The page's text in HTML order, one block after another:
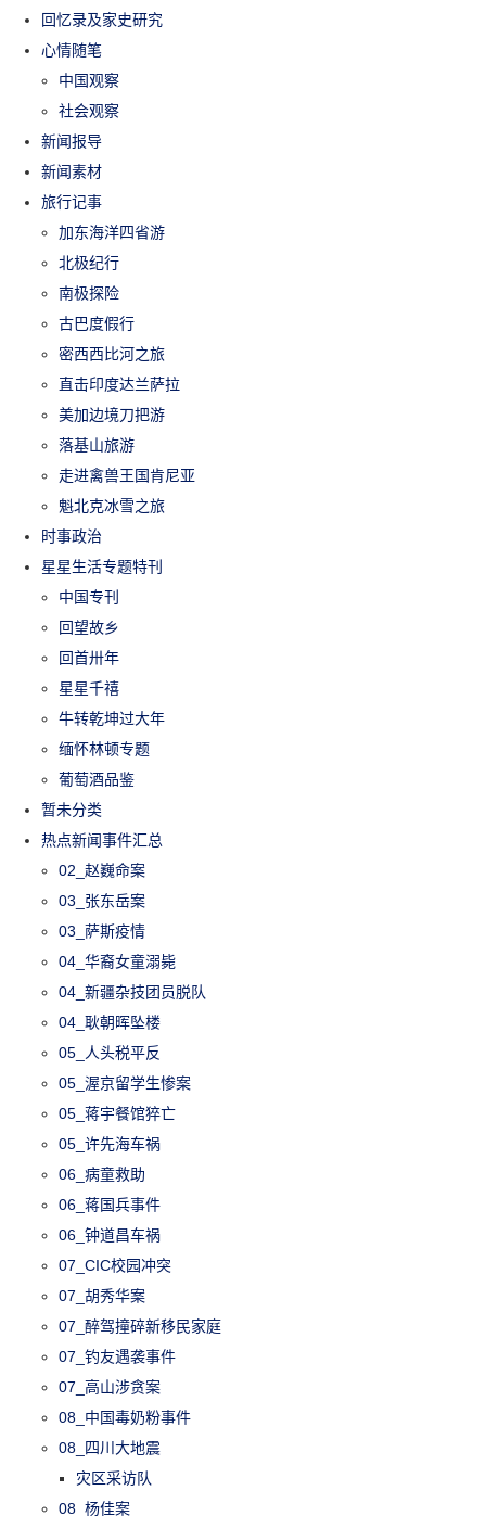
回忆录及家史研究
心情随笔
中国观察
社会观察
新闻报导
新闻素材
旅行记事
加东海洋四省游
北极纪行
南极探险
古巴度假行
密西西比河之旅
直击印度达兰萨拉
美加边境刀把游
落基山旅游
走进禽兽王国肯尼亚
魁北克冰雪之旅
时事政治
星星生活专题特刊
中国专刊
回望故乡
回首卅年
星星千禧
牛转乾坤过大年
缅怀林顿专题
葡萄酒品鉴
暂未分类
热点新闻事件汇总
02_赵巍命案
03_张东岳案
03_萨斯疫情
04_华裔女童溺毙
04_新疆杂技团员脱队
04_耿朝晖坠楼
05_人头税平反
05_渥京留学生惨案
05_蒋宇餐馆猝亡
05_许先海车祸
06_病童救助
06_蒋国兵事件
06_钟道昌车祸
07_CIC校园冲突
07_胡秀华案
07_醉驾撞碎新移民家庭
07_钓友遇袭事件
07_高山涉贪案
08_中国毒奶粉事件
08_四川大地震
灾区采访队
08_杨佳案